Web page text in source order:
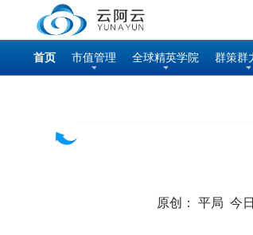
首页 市值管理 全球精英学院 群策群
原创： 平局 今